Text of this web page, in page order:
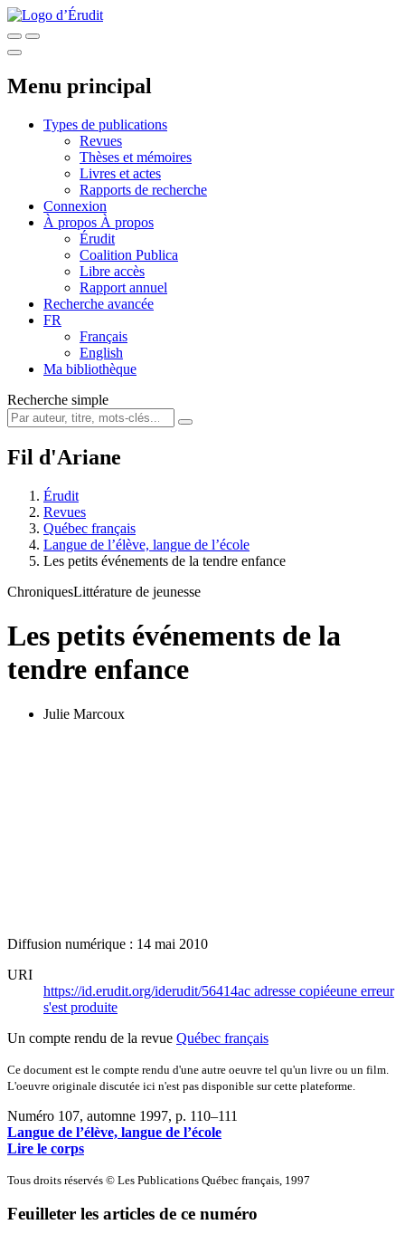
Menu principal
Types de publications
Revues
Thèses et mémoires
Livres et actes
Rapports de recherche
Connexion
À propos À propos
Érudit
Coalition Publica
Libre accès
Rapport annuel
Recherche avancée
FR
Français
English
Ma bibliothèque
Recherche simple
Fil d'Ariane
Érudit
Revues
Québec français
Langue de l’élève, langue de l’école
Les petits événements de la tendre enfance
ChroniquesLittérature de jeunesse
Les petits événements de la
tendre enfance
Julie Marcoux
Diffusion numérique : 14 mai 2010
URI
https://id.erudit.org/iderudit/56414ac adresse copiéeune erreur
s'est produite
Un compte rendu de la revue Québec français
Ce document est le compte rendu d'une autre oeuvre tel qu'un livre ou un film.
L'oeuvre originale discutée ici n'est pas disponible sur cette plateforme.
Numéro 107, automne 1997, p. 110–111
Langue de l’élève, langue de l’école
Lire le corps
Tous droits réservés © Les Publications Québec français, 1997
Feuilleter les articles de ce numéro